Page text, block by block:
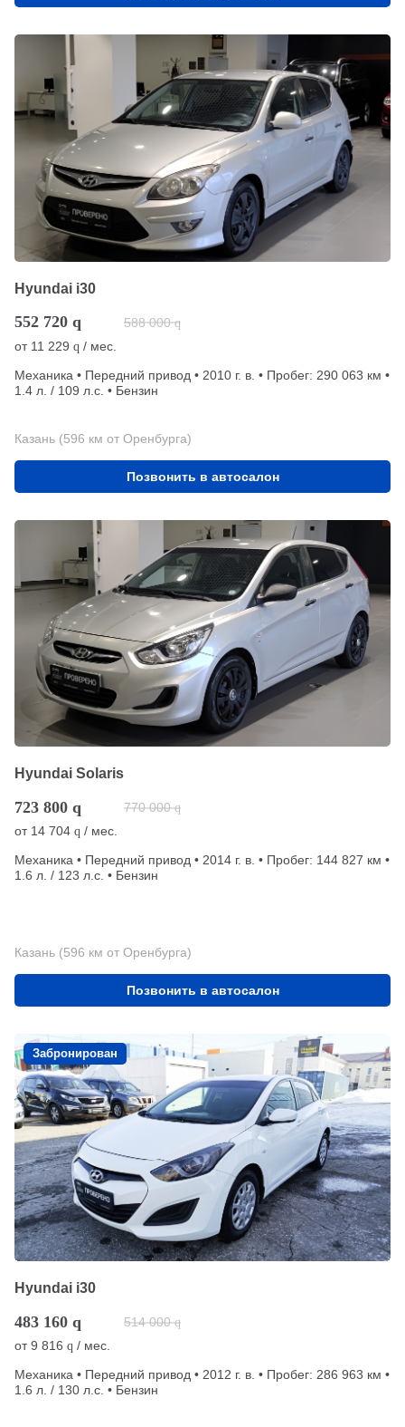
Hyundai i30
552 720 q 588 000 q
от 11 229 q / мес.
Механика • Передний привод • 2010 г. в. • Пробег: 290 063 км •
1.4 л. / 109 л.с. • Бензин
Казань (596 км от Оренбурга)
Позвонить в автосалон
Hyundai Solaris
723 800 q 770 000 q
от 14 704 q / мес.
Механика • Передний привод • 2014 г. в. • Пробег: 144 827 км •
1.6 л. / 123 л.с. • Бензин
Казань (596 км от Оренбурга)
Позвонить в автосалон
Забронирован
Hyundai i30
483 160 q 514 000 q
от9 816 q / мес.
Механика • Передний привод • 2012 г. в. • Пробег: 286 963 км •
1.6 л. / 130 л.с. • Бензин